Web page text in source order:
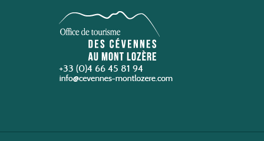
+33 (0)4 66 45 81 94